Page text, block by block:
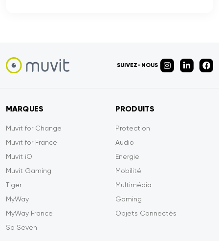
SUIVEZ-NOUS
MARQUES
Muvit for Change
Muvit for France
Muvit iO
Muvit Gaming
Tiger
MyWay
MyWay France
So Seven
PRODUITS
Protection
Audio
Energie
Mobilité
Multimédia
Gaming
Objets Connectés